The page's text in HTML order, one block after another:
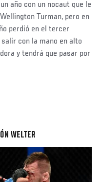
año con un nocaut que le
Turman, pero en
perdió en el tercer
con la mano en alto
y tendrá que pasar por
WELTER